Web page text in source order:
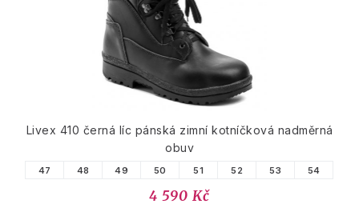
Livex 410 černá líc pánská zimní kotníčková nadměrná
obuv
47 48 49 50 51 52 53 54
4 590 Kč